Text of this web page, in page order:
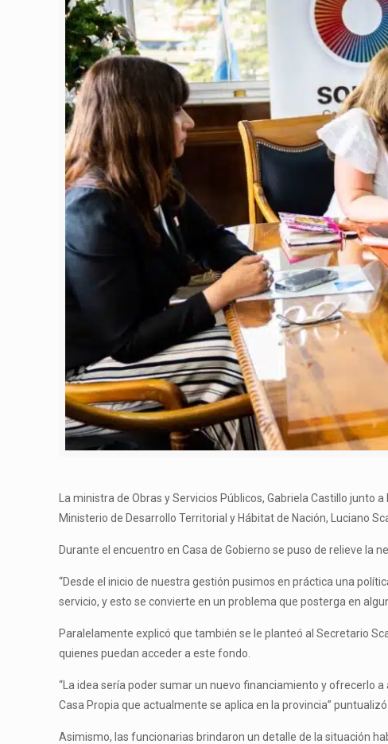
La ministra de Obras y Servicios Públicos, Gabriela Castillo junto
Ministerio de Desarrollo Territorial y Hábitat de Nación, Luciano
Durante el encuentro en Casa de Gobierno se puso de relieve la
“Desde el inicio de nuestra gestión pusimos en práctica una
servicio, y esto se convierte en un problema que posterga en
Paralelamente explicó que también se le planteó al Secretario
quienes puedan acceder a este fondo.
“La idea sería poder sumar un nuevo financiamiento y ofrecerlo
Casa Propia que actualmente se aplica en la provincia” puntualizó.
Asimismo, las funcionarias brindaron un detalle de la situación